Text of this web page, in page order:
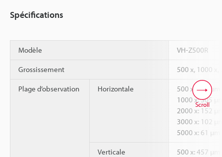
Spécifications
Modèle VH-Z500R
Grossissement 500 x, 1000 x,
Plage d’observation Horizontale
500 x: 610 µm
1000 x: 305
2000 x: 152
3000 x: 102
5000 x: 61 µm
Verticale
500 x: 457 µm
Scroll